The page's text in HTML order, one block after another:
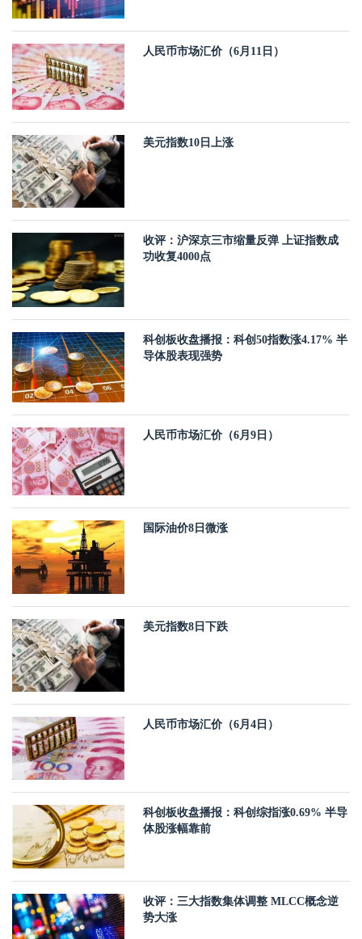
人民币市场汇价（6月11日）
美元指数10日上涨
收评：沪深京三市缩量反弹 上证指数成
功收复4000点
科创板收盘播报：科创50指数涨4.17% 半
导体股表现强势
人民币市场汇价（6月9日）
国际油价8日微涨
美元指数8日下跌
人民币市场汇价（6月4日）
科创板收盘播报：科创综指涨0.69% 半导
体股涨幅靠前
收评：三大指数集体调整 MLCC概念逆
势大涨